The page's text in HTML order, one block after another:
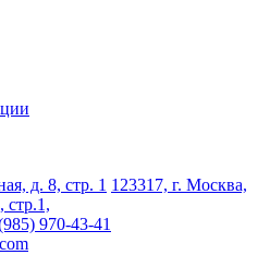
д. 8, стр. 1 123317, г. Москва,
стр.1,
970-43-41